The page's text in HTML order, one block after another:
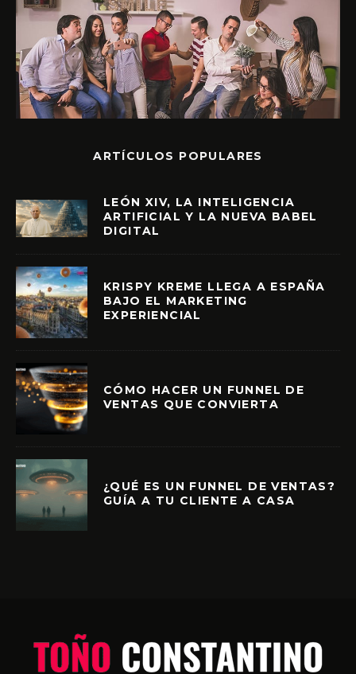
ARTÍCULOS POPULARES
LEÓN XIV, LA INTELIGENCIA
ARTIFICIAL Y LA NUEVA BABEL
DIGITAL
KRISPY KREME LLEGA A ESPAÑA
BAJO EL MARKETING
EXPERIENCIAL
CÓMO HACER UN FUNNEL DE
VENTAS QUE CONVIERTA
¿QUÉ ES UN FUNNEL DE VENTAS?
GUÍA A TU CLIENTE A CASA